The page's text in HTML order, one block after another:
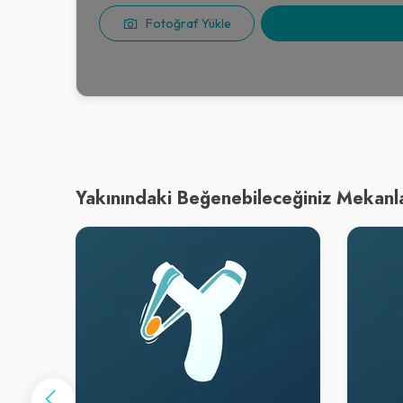
Fotoğraf Yükle
Yakınındaki Beğenebileceğiniz